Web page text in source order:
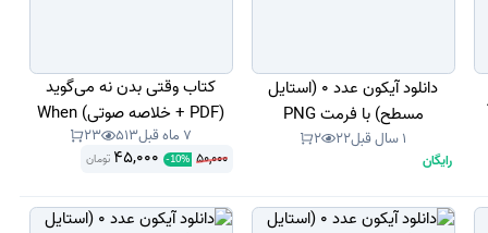
دانلود آیکون عدد 0 (استایل
مسطح) با فرمت PNG
1 سال قبل 22
2
رایگان
کتاب وقتی بدن نه می‌گوید
(PDF + خلاصه صوتی) When
the Body Says No
7 ماه قبل 513
23
50,000
-10%
45,000 تومان